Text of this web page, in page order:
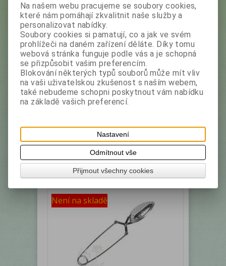
Vaše cena bez DPH:68,80 Kč
Vaše cena s DPH:83,20 Kč
Není na skladě
Čajítko konvička
Výrobce:Expect Katalogové číslo:4610
Vaše cena bez DPH:78 Kč
Vaše cena s DPH:94,40 Kč
Není na skladě
Na našem webu pracujeme se soubory cookies,
které nám pomáhají zkvalitnit naše služby a
personalizovat nabídky.
Soubory cookies si pamatují, co a jak ve svém
prohlížeči na daném zařízení děláte. Díky tomu
webová stránka funguje podle vás a je schopná
se přizpůsobit vašim preferencím.
Blokování některých typů souborů může mít vliv
na vaši uživatelskou zkušenost s naším webem,
také nebudeme schopni poskytnout vám nabídku
na základě vašich preferencí.
Nastavení
Odmítnout vše
Přijmout všechny cookies